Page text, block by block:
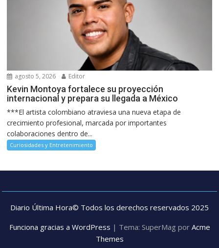
agosto 5, 2026 Editor
Kevin Montoya fortalece su proyección
internacional y prepara su llegada a México
***El artista colombiano atraviesa una nueva etapa de
crecimiento profesional, marcada por importantes
colaboraciones dentro de...
Curiosidades y Entretenimiento
Diario Última Hora© Todos los derechos reservados 2025
Funciona gracias a WordPress | Tema: SuperMag por Acme
Themes